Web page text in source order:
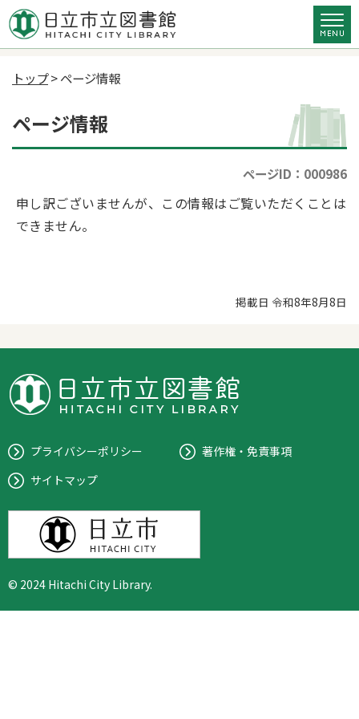
トップ> ページ情報
ページ情報
ページID：000986
申し訳ございませんが、この情報はご覧いただくことは
できません。
掲載日 令和8年8月8日
プライバシーポリシー
著作権・免責事項
サイトマップ
© 2024 Hitachi City Library.